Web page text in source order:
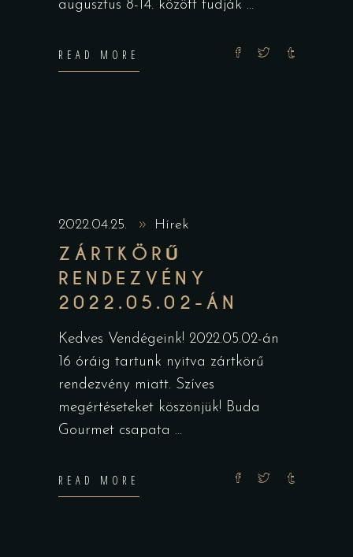
augusztus 8-14. között tudják
READ MORE
2022.04.25. Hírek
ZÁRTKÖRŰ
RENDEZVÉNY
2022.05.02-ÁN
Kedves Vendégeink! 2022.05.02-án
16 óráig tartunk nyitva zártkörű
rendezvény miatt. Szíves
megértéseteket köszönjük! Buda
Gourmet csapata
READ MORE